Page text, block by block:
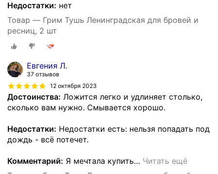
Недостатки: нет
Товар — Грим Тушь Ленинградская для бровей и
ресниц, 2 шт
Евгения Л.
37 отзывов
12 октября 2023
Достоинства: Ложится легко и удлиняет столько,
сколько вам нужно. Смывается хорошо.
Недостатки: Недостатки есть: нельзя попадать под
дождь - всё потечет.
Комментарий: Я мечтала купить… Читать ещё